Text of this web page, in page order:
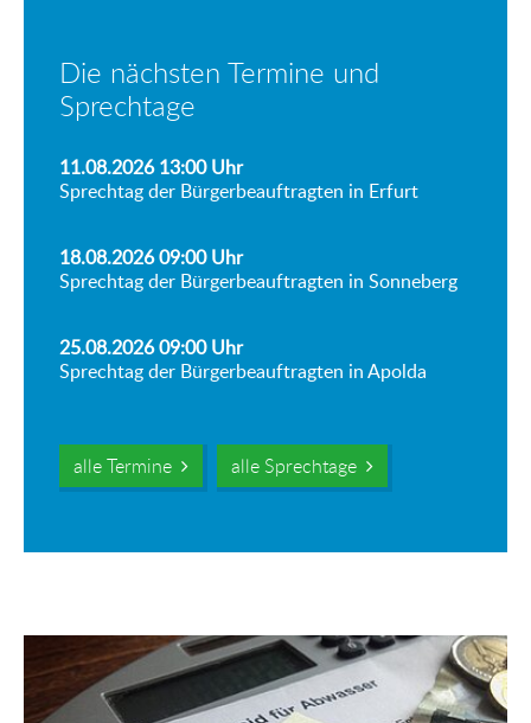
Die nächsten Termine und
Sprechtage
11.08.2026 13:00Uhr
Sprechtag der Bürgerbeauftragten in Erfurt
18.08.2026 09:00Uhr
Sprechtag der Bürgerbeauftragten in Sonneberg
25.08.2026 09:00Uhr
Sprechtag der Bürgerbeauftragten in Apolda
alle Termine alle Sprechtage